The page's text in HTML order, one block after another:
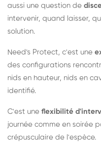
aussi une question de
intervenir, quand laisser,
solution.
Need's Protect, c'est une
des configurations
nids en hauteur, nids en
identifié.
C'est une flexibilité
journée comme en soirée
crépusculaire de l'espèce.